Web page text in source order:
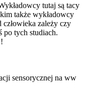
tutaj są tacy
także wykładowcy
zależy czy
po tych studiach.
sensorycznej na ww